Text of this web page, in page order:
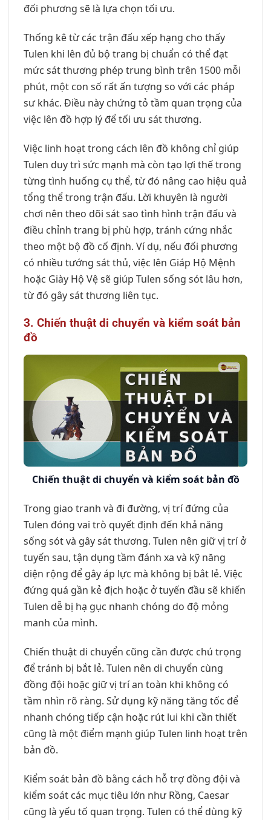
đối phương sẽ là lựa chọn tối ưu.
Thống kê từ các trận đấu xếp hạng cho thấy
Tulen khi lên đủ bộ trang bị chuẩn có thể đạt
mức sát thương phép trung bình trên 1500 mỗi
phút, một con số rất ấn tượng so với các pháp
sư khác. Điều này chứng tỏ tầm quan trọng của
việc lên đồ hợp lý để tối ưu sát thương.
Việc linh hoạt trong cách lên đồ không chỉ giúp
Tulen duy trì sức mạnh mà còn tạo lợi thế trong
từng tình huống cụ thể, từ đó nâng cao hiệu quả
tổng thể trong trận đấu. Lời khuyên là người
chơi nên theo dõi sát sao tình hình trận đấu và
điều chỉnh trang bị phù hợp, tránh cứng nhắc
theo một bộ đồ cố định. Ví dụ, nếu đối phương
có nhiều tướng sát thủ, việc lên Giáp Hộ Mệnh
hoặc Giày Hộ Vệ sẽ giúp Tulen sống sót lâu hơn,
từ đó gây sát thương liên tục.
3. Chiến thuật di chuyển và kiểm soát bản
đồ
Chiến thuật di chuyển và kiểm soát bản đồ
Trong giao tranh và đi đường, vị trí đứng của
Tulen đóng vai trò quyết định đến khả năng
sống sót và gây sát thương. Tulen nên giữ vị trí ở
tuyến sau, tận dụng tầm đánh xa và kỹ năng
diện rộng để gây áp lực mà không bị bắt lẻ. Việc
đứng quá gần kẻ địch hoặc ở tuyến đầu sẽ khiến
Tulen dễ bị hạ gục nhanh chóng do độ mỏng
manh của mình.
Chiến thuật di chuyển cũng cần được chú trọng
để tránh bị bắt lẻ. Tulen nên di chuyển cùng
đồng đội hoặc giữ vị trí an toàn khi không có
tầm nhìn rõ ràng. Sử dụng kỹ năng tăng tốc để
nhanh chóng tiếp cận hoặc rút lui khi cần thiết
cũng là một điểm mạnh giúp Tulen linh hoạt trên
bản đồ.
Kiểm soát bản đồ bằng cách hỗ trợ đồng đội và
kiểm soát các mục tiêu lớn như Rồng, Caesar
cũng là yếu tố quan trọng. Tulen có thể dùng kỹ